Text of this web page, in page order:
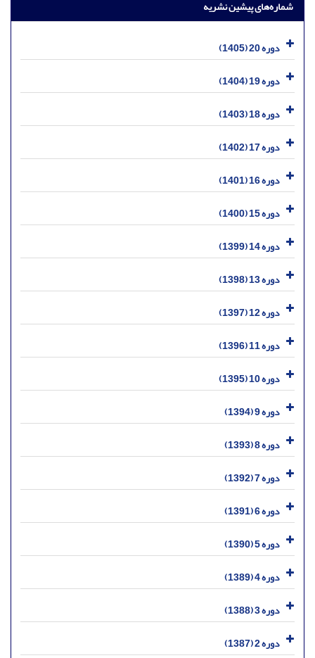
شماره‌های پیشین نشریه
دوره 20 (1405)
دوره 19 (1404)
دوره 18 (1403)
دوره 17 (1402)
دوره 16 (1401)
دوره 15 (1400)
دوره 14 (1399)
دوره 13 (1398)
دوره 12 (1397)
دوره 11 (1396)
دوره 10 (1395)
دوره 9 (1394)
دوره 8 (1393)
دوره 7 (1392)
دوره 6 (1391)
دوره 5 (1390)
دوره 4 (1389)
دوره 3 (1388)
دوره 2 (1387)